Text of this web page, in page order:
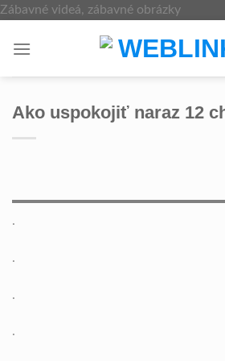
Zábavné videá, zábavné obrázkySkip
content
Ako uspokojiť naraz 12
.
.
.
.